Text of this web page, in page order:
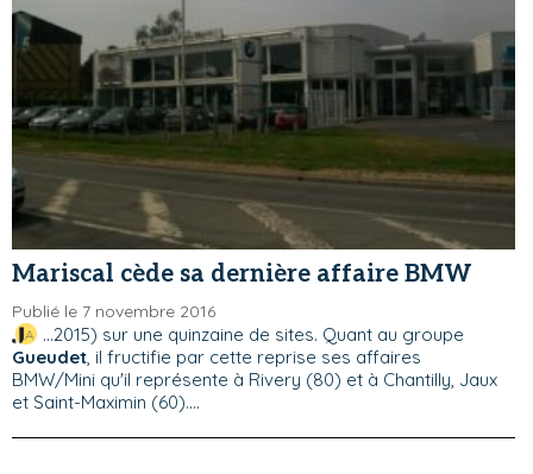
Mariscal cède sa dernière affaire BMW
Publié le 7 novembre 2016
...2015) sur une quinzaine de sites. Quant au groupe
Gueudet , il fructifie par cette reprise ses affaires
BMW/Mini qu'il représente à Rivery (80) et à Chantilly, Jaux
et Saint-Maximin (60)....